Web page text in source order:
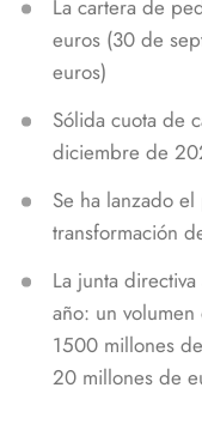
La cartera de
euros (30 de
euros)
Sólida cuota de
diciembre de
Se ha lanzado
transformación
La junta
año: un
1500 millones
20 millones de